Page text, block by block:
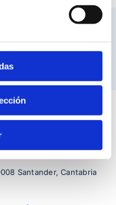
Santander, Cantabria